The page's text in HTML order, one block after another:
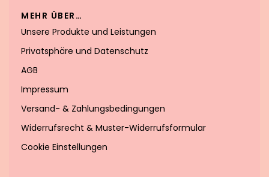
MEHR ÜBER…
Unsere Produkte und Leistungen
Privatsphäre und Datenschutz
AGB
Impressum
Versand- & Zahlungsbedingungen
Widerrufsrecht & Muster-Widerrufsformular
Cookie Einstellungen